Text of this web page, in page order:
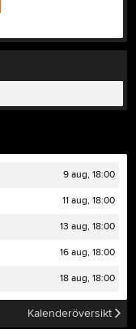
9 aug, 18:00
11 aug, 18:00
13 aug, 18:00
16 aug, 18:00
18 aug, 18:00
Kalenderöversikt